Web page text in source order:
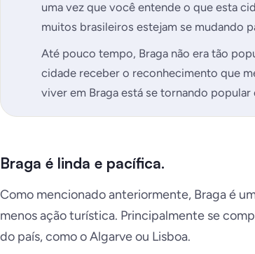
uma vez que você entende o que esta
muitos brasileiros estejam se mudando
Até pouco tempo, Braga não era tão
cidade receber o reconhecimento que
viver em Braga está se tornando
Braga é linda e pacífica.
Como mencionado anteriormente, Braga é
menos ação turística. Principalmente se
do país, como o Algarve ou Lisboa.